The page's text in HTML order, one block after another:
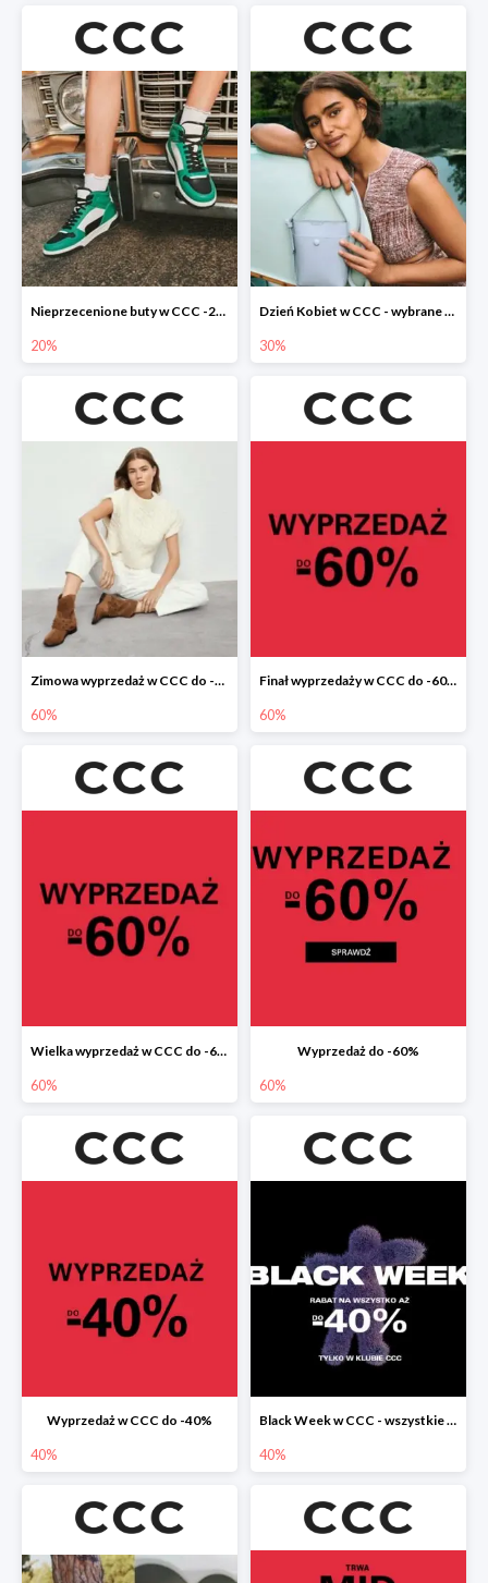
Nieprzecenione buty w CCC -20%
20%
Dzień Kobiet w CCC - wybrane torebki i buty do -30%
30%
Zimowa wyprzedaż w CCC do -60%
60%
Finał wyprzedaży w CCC do -60%
60%
Wielka wyprzedaż w CCC do -60%
60%
Wyprzedaż do -60%
60%
Wyprzedaż w CCC do -40%
40%
Black Week w CCC - wszystkie produkty do -40%
40%